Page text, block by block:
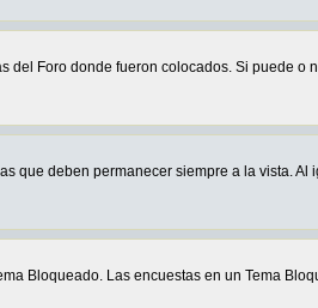
del Foro donde fueron colocados. Si puede o
que deben permanecer siempre a la vista. Al
Bloqueado. Las encuestas en un Tema